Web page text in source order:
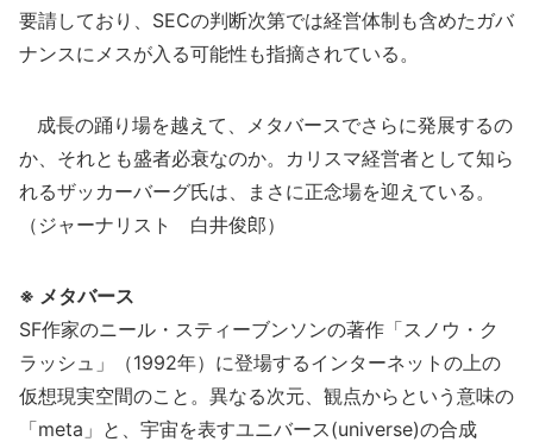
要請しており、SECの判断次第では経営体制も含めたガバ
ナンスにメスが入る可能性も指摘されている。
成長の踊り場を越えて、メタバースでさらに発展するの
か、それとも盛者必衰なのか。カリスマ経営者として知ら
れるザッカーバーグ氏は、まさに正念場を迎えている。
（ジャーナリスト 白井俊郎）
※ メタバース
SF作家のニール・スティーブンソンの著作「スノウ・ク
ラッシュ」（1992年）に登場するインターネットの上の
仮想現実空間のこと。異なる次元、観点からという意味の
「meta」と、宇宙を表すユニバース(universe)の合成